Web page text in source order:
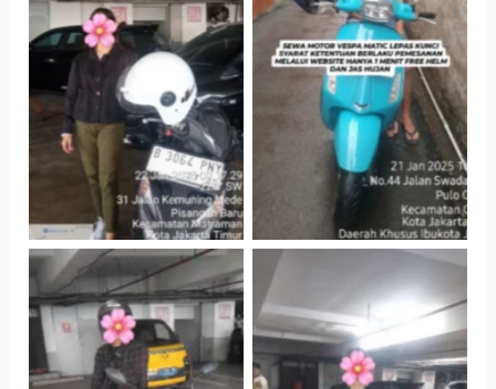
Cityplaza
Jatinegara Gedung
Parkir P6A
Antar Jemput
Kendaraan